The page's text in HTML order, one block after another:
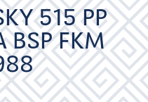
515 PP
BSP FKM